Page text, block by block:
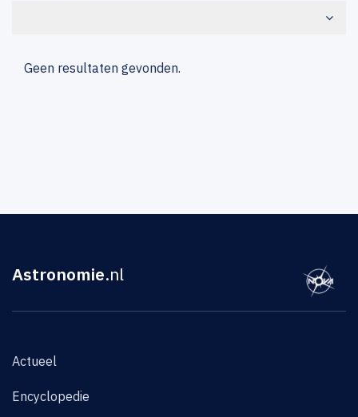
Geen resultaten gevonden.
Astronomie.nl
Actueel
Encyclopedie